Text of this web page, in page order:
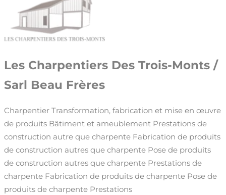
Les Charpentiers Des Trois-Monts /
Sarl Beau Frères
Charpentier Transformation, fabrication et mise en œuvre
de produits Bâtiment et ameublement Prestations de
construction autre que charpente Fabrication de produits
de construction autres que charpente Pose de produits
de construction autres que charpente Prestations de
charpente Fabrication de produits de charpente Pose de
produits de charpente Prestations